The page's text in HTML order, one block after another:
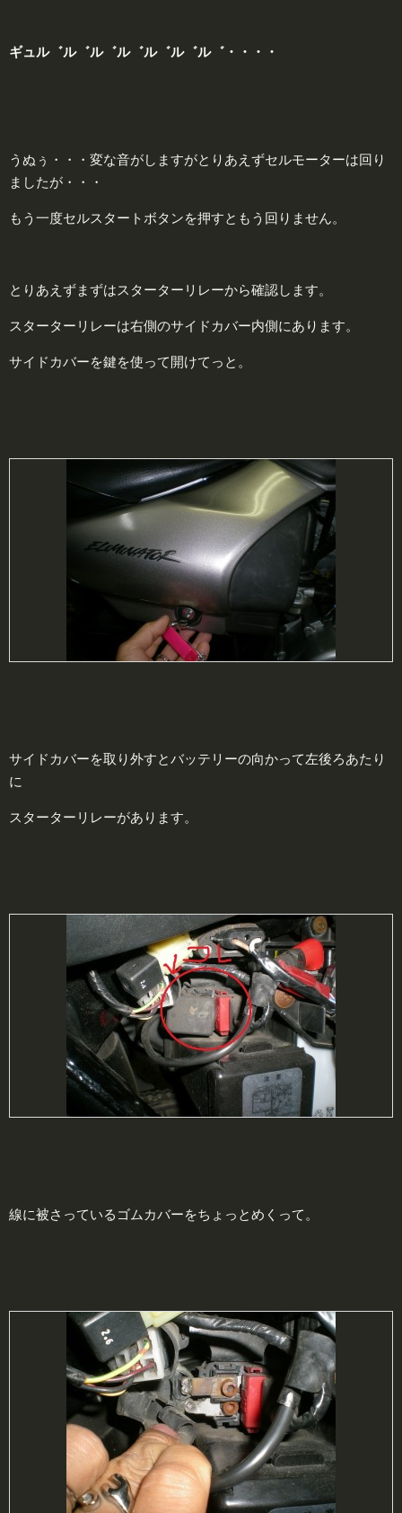
ギュル゛ル゛ル゛ル゛ル゛ル゛ル゛・・・・
うぬぅ・・・変な音がしますがとりあえずセルモーターは回り
ましたが・・・
もう一度セルスタートボタンを押すともう回りません。
とりあえずまずはスターターリレーから確認します。
スターターリレーは右側のサイドカバー内側にあります。
サイドカバーを鍵を使って開けてっと。
サイドカバーを取り外すとバッテリーの向かって左後ろあたり
に
スターターリレーがあります。
線に被さっているゴムカバーをちょっとめくって。